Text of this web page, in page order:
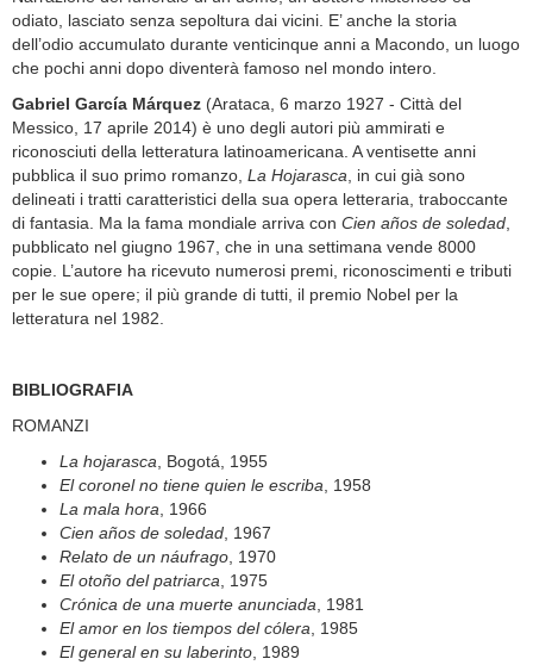
odiato, lasciato senza sepoltura dai vicini. E’ anche la storia
dell’odio accumulato durante venticinque anni a Macondo, un luogo
che pochi anni dopo diventerà famoso nel mondo intero.
Gabriel García Márquez (Arataca, 6 marzo 1927 - Città del
Messico, 17 aprile 2014) è uno degli autori più ammirati e
riconosciuti della letteratura latinoamericana. A ventisette anni
pubblica il suo primo romanzo, La Hojarasca, in cui già sono
delineati i tratti caratteristici della sua opera letteraria, traboccante
di fantasia. Ma la fama mondiale arriva con Cien años de soledad,
pubblicato nel giugno 1967, che in una settimana vende 8000
copie. L’autore ha ricevuto numerosi premi, riconoscimenti e tributi
per le sue opere; il più grande di tutti, il premio Nobel per la
letteratura nel 1982.
BIBLIOGRAFIA
ROMANZI
La hojarasca, Bogotá, 1955
El coronel no tiene quien le escriba, 1958
La mala hora, 1966
Cien años de soledad, 1967
Relato de un náufrago, 1970
El otoño del patriarca, 1975
Crónica de una muerte anunciada, 1981
El amor en los tiempos del cólera, 1985
El general en su laberinto, 1989